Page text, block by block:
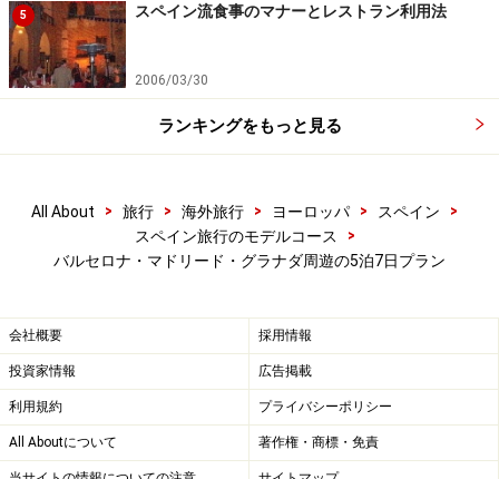
5 スペイン流食事のマナーとレストラン利用法
2006/03/30
ランキングをもっと見る
All About > 旅行 > 海外旅行 > ヨーロッパ > スペイン
>
スペイン旅行のモデルコース
>
バルセロナ・マドリード・グラナダ周遊の5泊7日プラン
会社概要 採用情報
投資家情報 広告掲載
利用規約 プライバシーポリシー
All Aboutについて 著作権・商標・免責